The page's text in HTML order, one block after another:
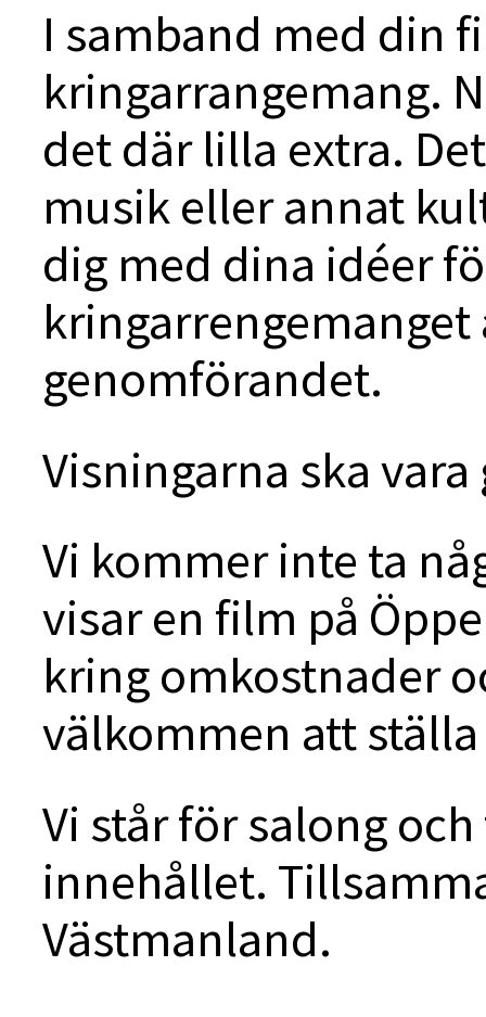
I samband med din
kringarrangemang.
det där lilla extra.
musik eller annat
dig med dina idéer
genomförandet.
Visningarna ska
Vi kommer inte ta
visar en film på
kring omkostnader
välkommen att
Vi står för salong
innehållet.
Västmanland.